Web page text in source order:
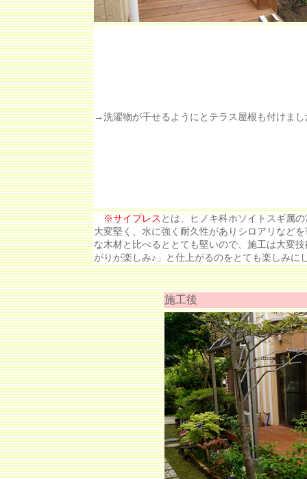
→洗濯物が干せるようにとテラス屋根も付けまし
※サイプレス とは、ヒノキ科ホソイトスギ属
大変堅く、水に強く耐久性がありシロアリなど
な木材と比べるととても堅いので、施工は大変
がりが楽しみ♪」と仕上がるのをとても楽しみに
施工後